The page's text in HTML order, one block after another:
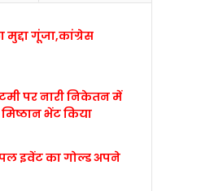
गूंजा,कांग्रेस
पर नारी निकेतन में
भेंट किया
इवेंट का गोल्ड अपने